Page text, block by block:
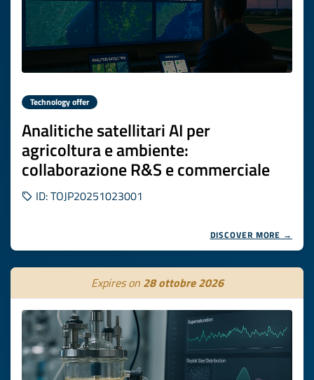
Technology offer
Analitiche satellitari AI per
agricoltura e ambiente:
collaborazione R&S e commerciale
ID: TOJP20251023001
DISCOVER MORE →
Expires on 28 ottobre 2026